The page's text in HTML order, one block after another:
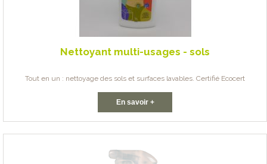
Nettoyant multi-usages - sols
Tout en un : nettoyage des sols et surfaces lavables. Certifié Ecocert
En savoir +